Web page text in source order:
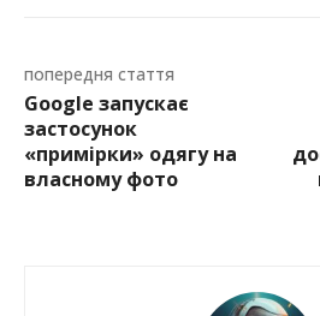
попередня стаття
Google запускає
застосунок
«примірки» одягу на
власному фото